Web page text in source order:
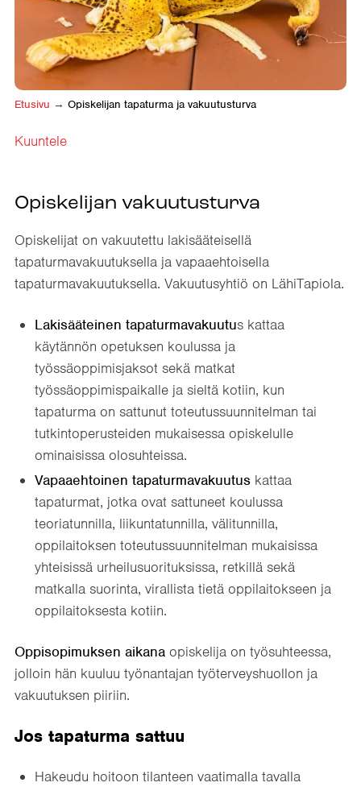
Etusivu → Opiskelijan tapaturma ja vakuutusturva
Kuuntele
Opiskelijan vakuutusturva
Opiskelijat on vakuutettu lakisääteisellä
tapaturmavakuutuksella ja vapaaehtoisella
tapaturmavakuutuksella. Vakuutusyhtiö on LähiTapiola.
Lakisääteinen tapaturmavakuutus kattaa
käytännön opetuksen koulussa ja
työssäoppimisjaksot sekä matkat
työssäoppimispaikalle ja sieltä kotiin, kun
tapaturma on sattunut toteutussuunnitelman tai
tutkintoperusteiden mukaisessa opiskelulle
ominaisissa olosuhteissa.
Vapaaehtoinen tapaturmavakuutus kattaa
tapaturmat, jotka ovat sattuneet koulussa
teoriatunnilla, liikuntatunnilla, välitunnilla,
oppilaitoksen toteutussuunnitelman mukaisissa
yhteisissä urheilusuorituksissa, retkillä sekä
matkalla suorinta, virallista tietä oppilaitokseen ja
oppilaitoksesta kotiin.
Oppisopimuksen aikana opiskelija on työsuhteessa,
jolloin hän kuuluu työnantajan työterveyshuollon ja
vakuutuksen piiriin.
Jos tapaturma sattuu
Hakeudu hoitoon tilanteen vaatimalla tavalla